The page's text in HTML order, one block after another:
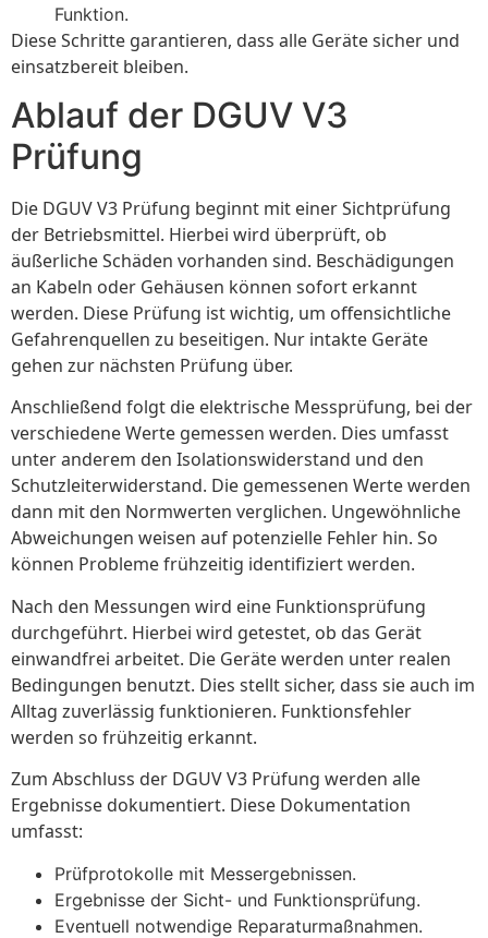
Funktion.
Diese Schritte garantieren, dass alle Geräte sicher und
einsatzbereit bleiben.
Ablauf der DGUV V3
Prüfung
Die DGUV V3 Prüfung beginnt mit einer Sichtprüfung
der Betriebsmittel. Hierbei wird überprüft, ob
äußerliche Schäden vorhanden sind. Beschädigungen
an Kabeln oder Gehäusen können sofort erkannt
werden. Diese Prüfung ist wichtig, um offensichtliche
Gefahrenquellen zu beseitigen. Nur intakte Geräte
gehen zur nächsten Prüfung über.
Anschließend folgt die elektrische Messprüfung, bei der
verschiedene Werte gemessen werden. Dies umfasst
unter anderem den Isolationswiderstand und den
Schutzleiterwiderstand. Die gemessenen Werte werden
dann mit den Normwerten verglichen. Ungewöhnliche
Abweichungen weisen auf potenzielle Fehler hin. So
können Probleme frühzeitig identifiziert werden.
Nach den Messungen wird eine Funktionsprüfung
durchgeführt. Hierbei wird getestet, ob das Gerät
einwandfrei arbeitet. Die Geräte werden unter realen
Bedingungen benutzt. Dies stellt sicher, dass sie auch im
Alltag zuverlässig funktionieren. Funktionsfehler
werden so frühzeitig erkannt.
Zum Abschluss der DGUV V3 Prüfung werden alle
Ergebnisse dokumentiert. Diese Dokumentation
umfasst:
Prüfprotokolle mit Messergebnissen.
Ergebnisse der Sicht- und Funktionsprüfung.
Eventuell notwendige Reparaturmaßnahmen.